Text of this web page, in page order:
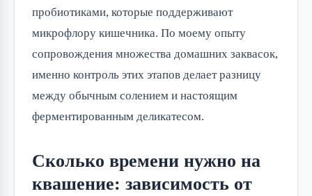
пробиотиками, которые поддерживают
микрофлору кишечника. По моему опыту
сопровождения множества домашних заквасок,
именно контроль этих этапов делает разницу
между обычным солением и настоящим
ферментированным деликатесом.
Сколько времени нужно на
квашение: зависимость от